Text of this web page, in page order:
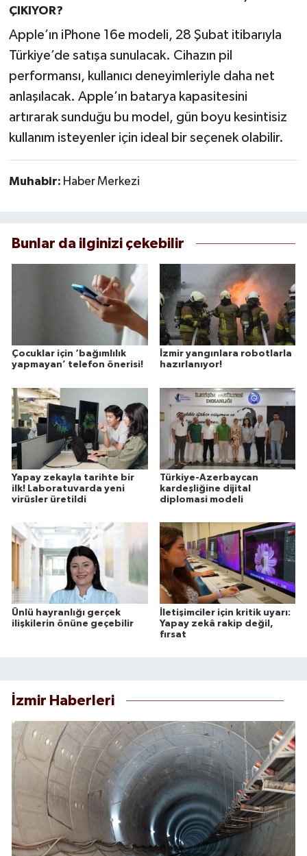
ÇIKIYOR?
Apple’ın iPhone 16e modeli, 28 Şubat itibarıyla
Türkiye’de satışa sunulacak. Cihazın pil
performansı, kullanıcı deneyimleriyle daha net
anlaşılacak. Apple’ın batarya kapasitesini
artırarak sunduğu bu model, gün boyu kesintisiz
kullanım isteyenler için ideal bir seçenek olabilir.
Muhabir: Haber Merkezi
Bunlar da ilginizi çekebilir
Çocuklar için ‘bağımlılık
yapmayan’ telefon önerisi!
İzmir yangınlara robotlarla
hazırlanıyor!
Yapay zekayla tarihte bir
ilk! Laboratuvarda yeni
virüsler üretildi
Türkiye-Azerbaycan
kardeşliğine dijital
diplomasi modeli
Ünlü hayranlığı gerçek
ilişkilerin önüne geçebilir
İletişimciler için kritik uyarı:
Yapay zekâ rakip değil,
fırsat
İzmir Haberleri